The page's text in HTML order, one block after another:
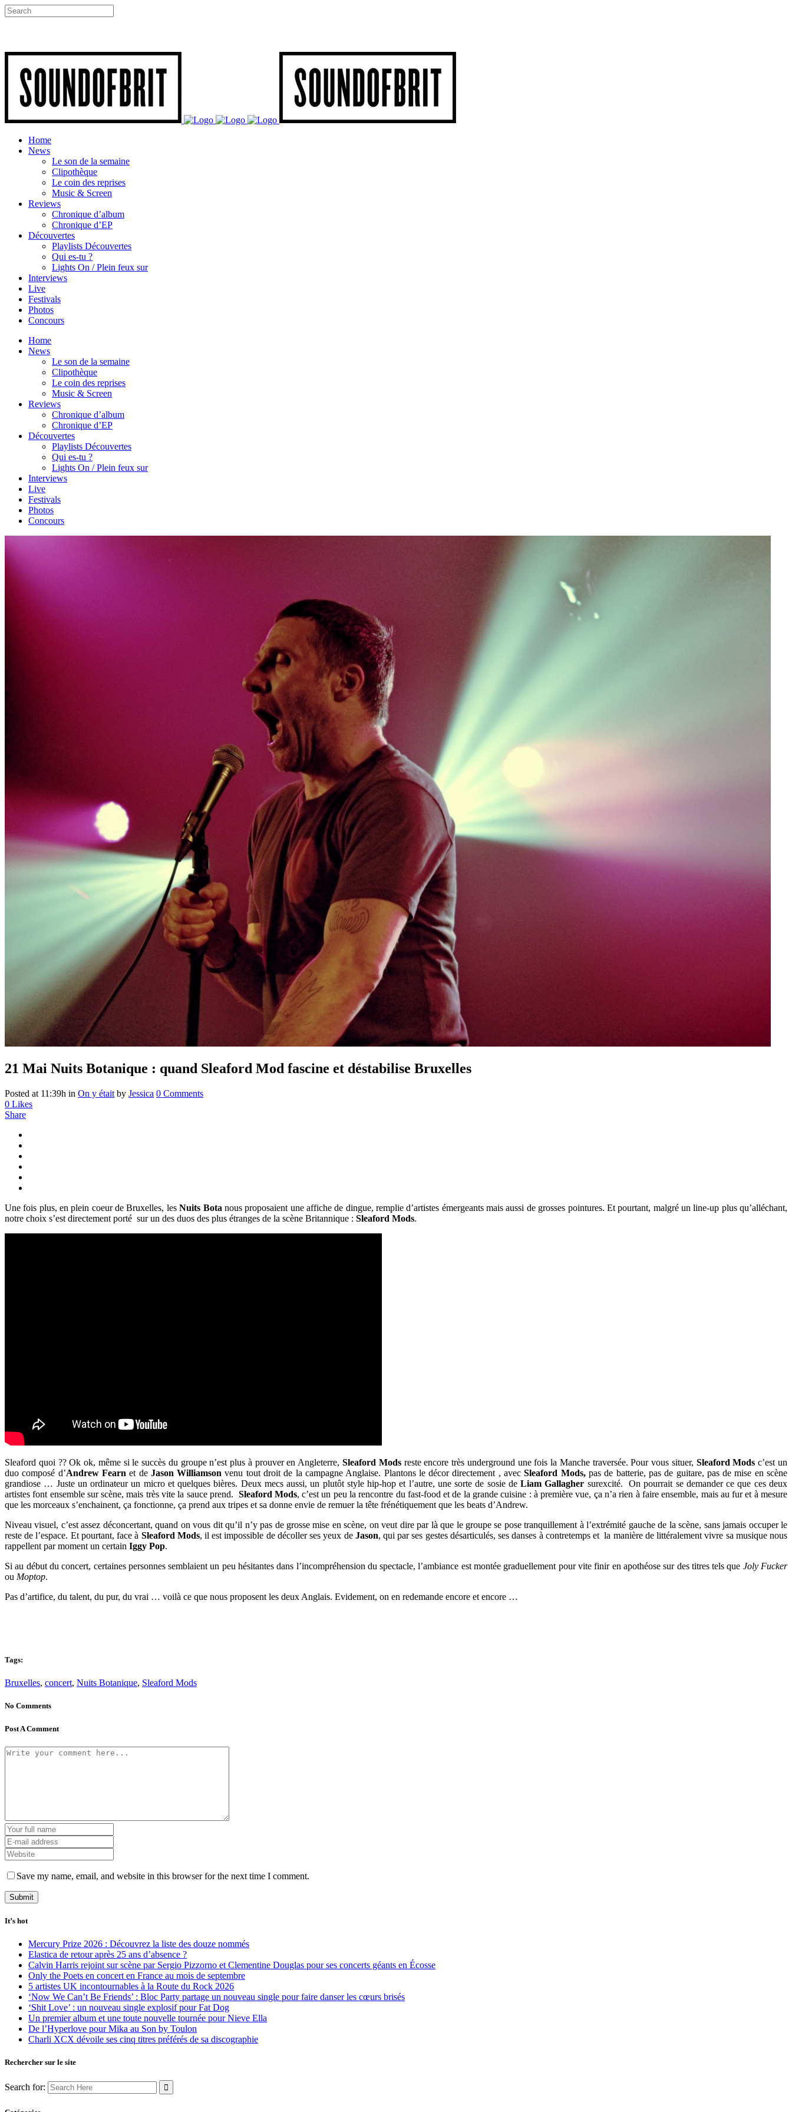
Home
News
Le son de la semaine
Clipothèque
Le coin des reprises
Music & Screen
Reviews
Chronique d’album
Chronique d’EP
Découvertes
Playlists Découvertes
Qui es-tu ?
Lights On / Plein feux sur
Interviews
Live
Festivals
Photos
Concours
Home
News
Le son de la semaine
Clipothèque
Le coin des reprises
Music & Screen
Reviews
Chronique d’album
Chronique d’EP
Découvertes
Playlists Découvertes
Qui es-tu ?
Lights On / Plein feux sur
Interviews
Live
Festivals
Photos
Concours
21 Mai Nuits Botanique : quand Sleaford Mod fascine et déstabilise Bruxelles
Posted at 11:39h in On y était by Jessica 0 Comments
0 Likes
Share
Une fois plus, en plein coeur de Bruxelles, lesNuits Bota nous proposaient une affiche de dingue, remplie d’artistes émergeants mais aussi de grosses pointures. Et pourtant, malgré un line-up plus qu’alléchant,
notre choix s’est directement porté sur un des duos des plus étranges de la scène Britannique : Sleaford Mods.
Sleaford quoi ?? Ok ok, même si le succès du groupe n’est plus à prouver en Angleterre, Sleaford Modsreste encore très underground une fois la Manche traversée. Pour vous situer, Sleaford Mods c’est un
duo composé d’Andrew Fearn et de Jason Williamson venu tout droit de la campagne Anglaise. Plantons le décor directement , avecSleaford Mods,pas de batterie, pas de guitare, pas de mise en scène
grandiose … Juste un ordinateur un micro et quelques bières. Deux mecs aussi, un plutôt style hip-hop et l’autre, une sorte de sosie deLiam Gallagher surexcité. On pourrait se demander ce que ces deux
artistes font ensemble sur scène, mais très vite la sauce prend. Sleaford Mods, c’est un peu la rencontre du fast-food et de la grande cuisine : à première vue, ça n’a rien à faire ensemble, mais au fur et à mesure
que les morceaux s’enchainent, ça fonctionne, ça prend aux tripes et sa donne envie de remuer la tête frénétiquement que les beats d’Andrew.
Niveau visuel, c’est assez déconcertant, quand on vous dit qu’il n’y pas de grosse mise en scène, on veut dire par là que le groupe se pose tranquillement à l’extrémité gauche de la scène, sans jamais occuper le
reste de l’espace. Et pourtant, face à Sleaford Mods, il est impossible de décoller ses yeux de Jason, qui par ses gestes désarticulés, ses danses à contretemps et la manière de littéralement vivre sa musique nous
rappellent par moment un certain Iggy Pop.
Si au début du concert, certaines personnes semblaient un peu hésitantes dans l’incompréhension du spectacle, l’ambiance est montée graduellement pour vite finir en apothéose sur des titres tels que Joly Fucker
ou Moptop.
Pas d’artifice, du talent, du pur, du vrai … voilà ce que nous proposent les deux Anglais. Evidement, on en redemande encore et encore …
Tags:
Bruxelles, concert, Nuits Botanique, Sleaford Mods
No Comments
Post A Comment
Save my name, email, and website in this browser for the next time I comment.
It’s hot
Mercury Prize 2026 : Découvrez la liste des douze nommés
Elastica de retour après 25 ans d’absence ?
Calvin Harris rejoint sur scène par Sergio Pizzorno et Clementine Douglas pour ses concerts géants en Écosse
Only the Poets en concert en France au mois de septembre
5 artistes UK incontournables à la Route du Rock 2026
‘Now We Can’t Be Friends’ : Bloc Party partage un nouveau single pour faire danser les cœurs brisés
‘Shit Love’ : un nouveau single explosif pour Fat Dog
Un premier album et une toute nouvelle tournée pour Nieve Ella
De l’Hyperlove pour Mika au Son by Toulon
Charli XCX dévoile ses cinq titres préférés de sa discographie
Rechercher sur le site
Search for: